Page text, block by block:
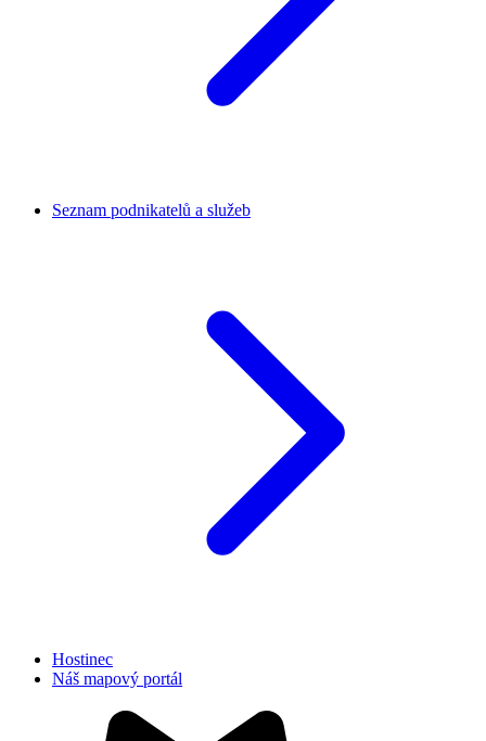
Seznam podnikatelů a služeb
Hostinec
Náš mapový portál